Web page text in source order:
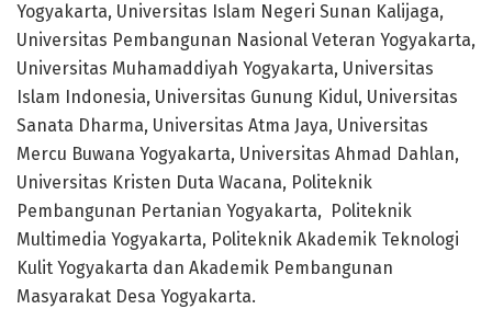
Yogyakarta, Universitas Islam Negeri Sunan Kalijaga,
Universitas Pembangunan Nasional Veteran Yogyakarta,
Universitas Muhamaddiyah Yogyakarta, Universitas
Islam Indonesia, Universitas Gunung Kidul, Universitas
Sanata Dharma, Universitas Atma Jaya, Universitas
Mercu Buwana Yogyakarta, Universitas Ahmad Dahlan,
Universitas Kristen Duta Wacana, Politeknik
Pembangunan Pertanian Yogyakarta, Politeknik
Multimedia Yogyakarta, Politeknik Akademik Teknologi
Kulit Yogyakarta dan Akademik Pembangunan
Masyarakat Desa Yogyakarta.